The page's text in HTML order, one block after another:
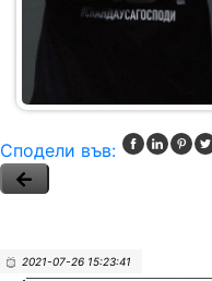
Сподели във:
2021-07-26 15:23:41